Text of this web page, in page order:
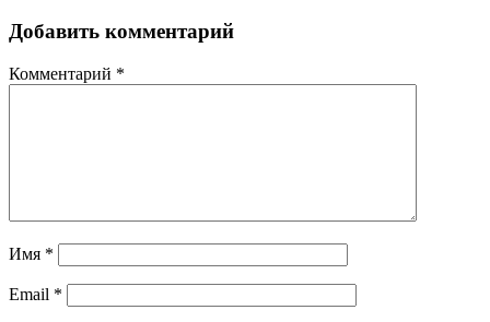
Добавить комментарий
Комментарий *
Имя *
Email *